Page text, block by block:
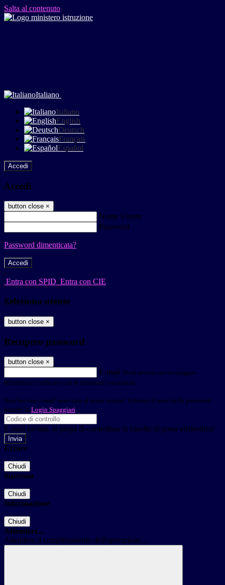
Salta al contenuto
Italiano
Italiano
English
Deutsch
Français
Español
Accedi
Accedi
button close ×
Nome Utente
Password
Password dimenticata?
-
Entra con SPID Entra con CIE
Seleziona utente
button close ×
Recupero password
button close ×
E-mail Verrà inviato un messaggio
all'indirizzo indicato con le istruzioni necessarie.
Non hai una e-mail associata al nome utente? Effettua il reset della password
tramite la Login Spaggiari
E-mail inviata, si prega di controllare la casella di posta elettronica!
Errore
Chiudi
Successo
Chiudi
Informazione
Chiudi
Attendere...
Attendere il completamento dell'operazione...